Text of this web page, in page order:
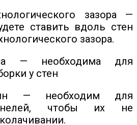
зазора —
ставить вдоль стен
зазора.
— необходима для
у стен
— необходим для
чтобы их не